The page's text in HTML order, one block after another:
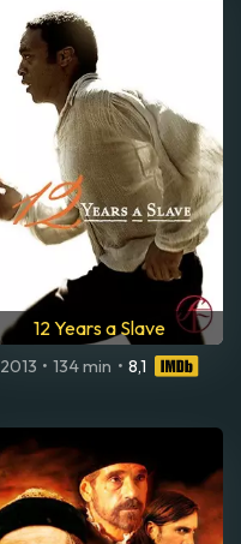
12 Years a Slave
2013 • 134 min • 8,1